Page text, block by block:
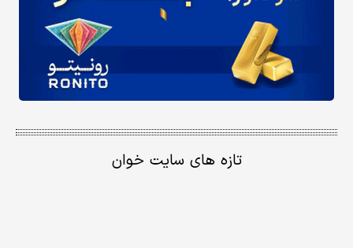
تازه های سایت خوان